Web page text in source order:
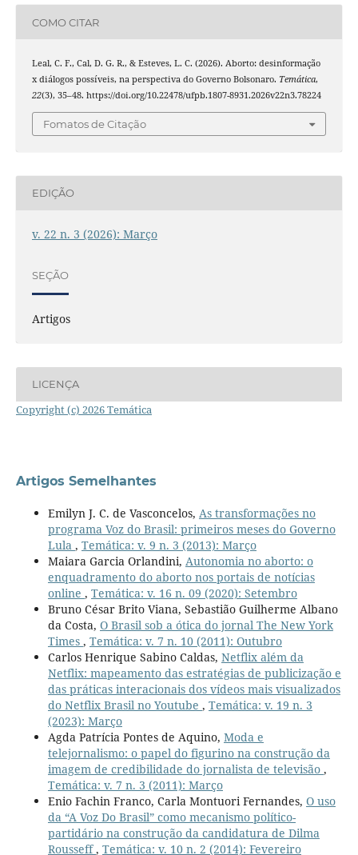
COMO CITAR
Leal, C. F., Cal, D. G. R., & Esteves, L. C. (2026). Aborto: desinformação
x diálogos possíveis, na perspectiva do Governo Bolsonaro. Temática,
22(3), 35–48. https://doi.org/10.22478/ufpb.1807-8931.2026v22n3.78224
Fomatos de Citação
EDIÇÃO
v. 22 n. 3 (2026): Março
SEÇÃO
Artigos
LICENÇA
Copyright (c) 2026 Temática
Artigos Semelhantes
Emilyn J. C. de Vasconcelos, As transformações no
programa Voz do Brasil: primeiros meses do Governo
Lula , Temática: v. 9 n. 3 (2013): Março
Maiara Garcia Orlandini, Autonomia no aborto: o
enquadramento do aborto nos portais de notícias
online , Temática: v. 16 n. 09 (2020): Setembro
Bruno César Brito Viana, Sebastião Guilherme Albano
da Costa, O Brasil sob a ótica do jornal The New York
Times , Temática: v. 7 n. 10 (2011): Outubro
Carlos Henrique Sabino Caldas, Netflix além da
Netflix: mapeamento das estratégias de publicização e
das práticas interacionais dos vídeos mais visualizados
do Netflix Brasil no Youtube , Temática: v. 19 n. 3
(2023): Março
Agda Patrícia Pontes de Aquino, Moda e
telejornalismo: o papel do figurino na construção da
imagem de credibilidade do jornalista de televisão ,
Temática: v. 7 n. 3 (2011): Março
Enio Fachin Franco, Carla Montuori Fernandes, O uso
da “A Voz Do Brasil” como mecanismo político-
partidário na construção da candidatura de Dilma
Rousseff, Temática: v. 10 n. 2 (2014): Fevereiro